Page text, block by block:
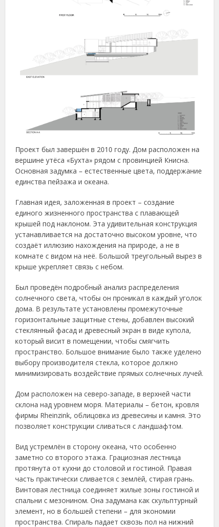
Проект был завершён в 2010 году. Дом расположен на
вершине утёса «Бухта» рядом с провинцией Книсна.
Основная задумка – естественные цвета, поддержание
единства пейзажа и океана.
Главная идея, заложенная в проект – создание
единого жизненного пространства с плавающей
крышей под наклоном. Эта удивительная конструкция
устанавливается на достаточно высоком уровне, что
создаёт иллюзию нахождения на природе, а не в
комнате с видом на неё. Большой треугольный вырез в
крыше укрепляет связь с небом.
Был проведён подробный анализ распределения
солнечного света, чтобы он проникал в каждый уголок
дома. В результате установлены промежуточные
горизонтальные защитные стены, добавлен высокий
стеклянный фасад и древесный экран в виде купола,
который висит в помещении, чтобы смягчить
пространство. Большое внимание было также уделено
выбору производителя стекла, которое должно
минимизировать воздействие прямых солнечных лучей.
Дом расположен на северо-западе, в верхней части
склона над уровнем моря. Материалы – бетон, кровля
фирмы Rheinzink, облицовка из древесины и камня. Это
позволяет конструкции сливаться с ландшафтом.
Вид устремлён в сторону океана, что особенно
заметно со второго этажа. Грациозная лестница
протянута от кухни до столовой и гостиной. Правая
часть практически сливается с землёй, стирая грань.
Винтовая лестница соединяет жилые зоны гостиной и
спальни с мезонином. Она задумана как скульптурный
элемент, но в большей степени – для экономии
пространства. Спираль падает сквозь пол на нижний